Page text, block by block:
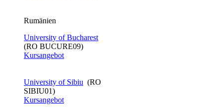
Rumänien
University of Bucharest
(RO BUCURE09)
Kursangebot
University of Sibiu (RO
SIBIU01)
Kursangebot